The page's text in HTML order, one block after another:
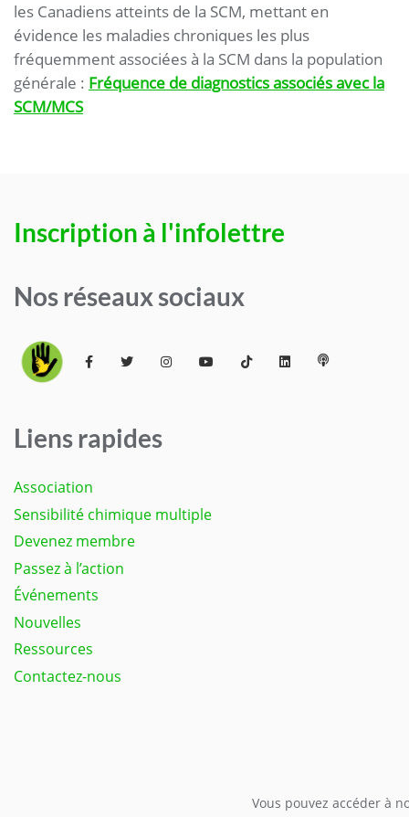
les Canadiens atteints de la SCM, mettant en
évidence les maladies chroniques les plus
fréquemment associées à la SCM dans la population
générale : Fréquence de diagnostics associés avec la
SCM/MCS
Inscription à l'infolettre
Nos réseaux sociaux
Liens rapides
Association
Sensibilité chimique multiple
Devenez membre
Passez à l’action
Événements
Nouvelles
Ressources
Contactez-nous
Vous pouvez accéder à